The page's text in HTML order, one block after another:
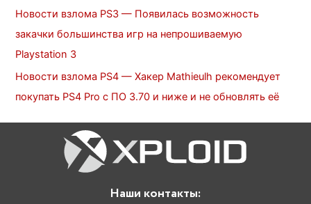
Новости взлома PS3 — Появилась возможность
закачки большинства игр на непрошиваемую
Playstation 3
Новости взлома PS4 — Хакер Mathieulh рекомендует
покупать PS4 Pro c ПО 3.70 и ниже и не обновлять её
Наши контакты: